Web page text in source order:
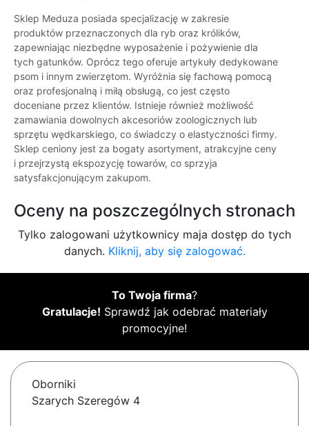
Sklep Meduza posiada specjalizację w zakresie
produktów przeznaczonych dla ryb oraz królików,
zapewniając niezbędne wyposażenie i pożywienie dla
tych gatunków. Oprócz tego oferuje artykuły dedykowane
psom i innym zwierzętom. Wyróżnia się fachową pomocą
oraz profesjonalną i miłą obsługą, co jest często
doceniane przez klientów. Istnieje również możliwość
zamawiania dowolnych akcesoriów zoologicznych lub
sprzętu wędkarskiego, co świadczy o elastyczności firmy.
Sklep ceniony jest za bogaty asortyment, atrakcyjne ceny
i przejrzystą ekspozycję towarów, co sprzyja
satysfakcjonującym zakupom.
Oceny na poszczególnych stronach
Tylko zalogowani użytkownicy maja dostęp do tych
danych. Kliknij, aby się zalogować.
To Twoja firma?
Gratulacje! Sprawdź jak odebrać materiały
promocyjne!
Oborniki
Szarych Szeregów 4